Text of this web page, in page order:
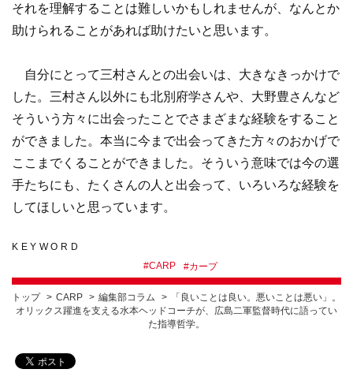
それを理解することは難しいかもしれませんが、なんとか
助けられることがあれば助けたいと思います。
自分にとって三村さんとの出会いは、大きなきっかけで
した。三村さん以外にも北別府学さんや、大野豊さんなど
そういう方々に出会ったことでさまざまな経験をすること
ができました。本当に今まで出会ってきた方々のおかげで
ここまでくることができました。そういう意味では今の選
手たちにも、たくさんの人と出会って、いろいろな経験を
してほしいと思っています。
KEYWORD
#CARP #カープ
トップ CARP 編集部コラム
「良いことは良い。悪いことは悪い」。
オリックス躍進を支える水本ヘッドコーチが、広島二軍監督時代に語ってい
た指導哲学。